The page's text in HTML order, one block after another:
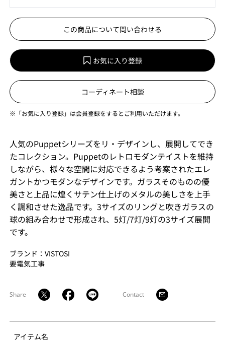
この商品について問い合わせる
お気に入り登録
コーディネート相談
※「お気に入り登録」は会員登録をするとご利用いただけます。
人気のPuppetシリーズをリ・デザインし、展開してでき
たコレクション。Puppetのレトロモダンテイストを維持
しながら、様々な空間に対応できるよう考案されたエレ
ガントかつモダンなデザインです。ガラスそのものの優
美さと上品に煌くサテン仕上げのメタルの美しさを上手
く調和させた逸品です。3サイズのリングと吹きガラスの
球の組み合わせで形成され、5灯/7灯/9灯の3サイズ展開
です。
ブランド：VISTOSI
要電気工事
Share Contact
アイテム名